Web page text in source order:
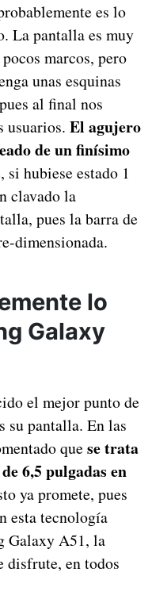
es lo
La pantalla es muy
marcos, pero
unas esquinas
al final nos
usuarios. El agujero
de un finísimo
si hubiese estado 1
clavado la
pues la barra de
dimensionada.
lo
Galaxy
el mejor punto de
su pantalla. En las
que se trata
6,5 pulgadas en
ya promete, pues
esta tecnología
Galaxy A51, la
disfrute, en todos